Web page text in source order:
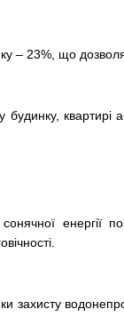
– 23%, що
квартирі
енергії
захисту